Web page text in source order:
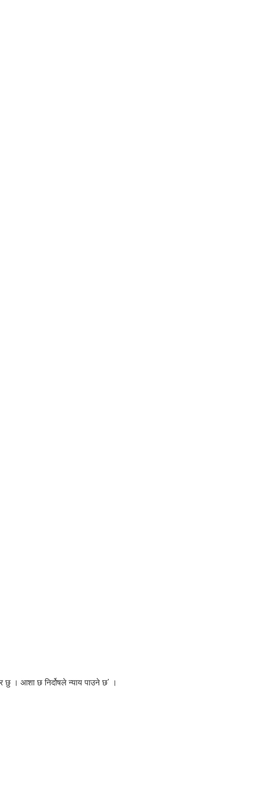
छु । आशा छ निर्दोषले न्याय पाउने छ’ ।